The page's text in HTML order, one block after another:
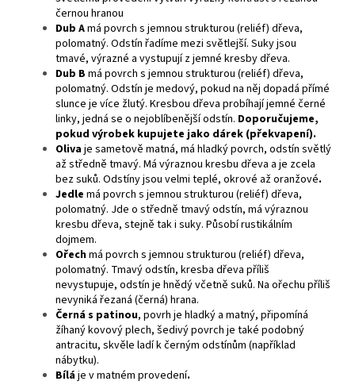
černou hranou
Dub Amá povrch s jemnou strukturou (reliéf) dřeva,
polomatný. Odstín řadíme mezi světlejší. Suky jsou
tmavé, výrazné a vystupují z jemné kresby dřeva.
Dub B má povrch s jemnou strukturou (reliéf) dřeva,
polomatný. Odstín je medový, pokud na něj dopadá přímé
slunce je více žlutý. Kresbou dřeva probíhají jemné černé
linky, jedná se o nejoblíbenější odstín. Doporučujeme,
pokud výrobek kupujete jako dárek (překvapení).
Olivaje sametově matná, má hladký povrch, odstín světlý
až středně tmavý. Má výraznou kresbu dřeva a je zcela
bez suků. Odstíny jsou velmi teplé, okrové až oranžové.
Jedle má povrch s jemnou strukturou (reliéf) dřeva,
polomatný. Jde o středně tmavý odstín, má výraznou
kresbu dřeva, stejně tak i suky. Působí rustikálním
dojmem.
Ořechmá povrch s jemnou strukturou (reliéf) dřeva,
polomatný. Tmavý odstín, kresba dřeva příliš
nevystupuje, odstín je hnědý včetně suků. Na ořechu příliš
nevyniká řezaná (černá) hrana.
Černá s patinou, povrh je hladký a matný, připomíná
žíhaný kovový plech, šedivý povrch je také podobný
antracitu, skvěle ladí k černým odstínům (například
nábytku).
Bíláje v matném provedení.